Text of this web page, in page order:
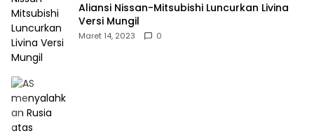
Aliansi Nissan-Mitsubishi Luncurkan Livina
Versi Mungil
Maret 14, 2023 0